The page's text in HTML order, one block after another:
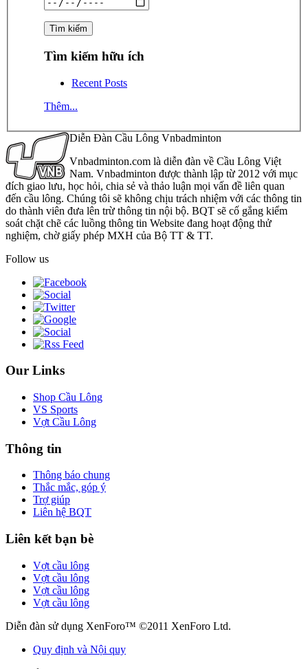
Tìm kiếm hữu ích
Recent Posts
Thêm...
Diễn Đàn Cầu Lông Vnbadminton
Vnbadminton.com là diễn đàn về Cầu Lông Việt
Nam. Vnbadminton được thành lập từ 2012 với mục
đích giao lưu, học hỏi, chia sẻ và thảo luận mọi vấn đề liên quan
đến cầu lông. Chúng tôi sẽ không chịu trách nhiệm với các thông tin
do thành viên đưa lên trừ thông tin nội bộ. BQT sẽ cố gắng kiểm
soát chặt chẽ các luồng thông tin Website đang hoạt động thử
nghiệm, chờ giấy phép MXH của Bộ TT & TT.
Follow us
Our Links
Shop Cầu Lông
VS Sports
Vợt Cầu Lông
Thông tin
Thông báo chung
Thắc mắc, góp ý
Trợ giúp
Liên hệ BQT
Liên kết bạn bè
Vợt cầu lông
Vợt cầu lông
Vợt cầu lông
Vợt cầu lông
Diễn đàn sử dụng XenForo™ ©2011 XenForo Ltd.
Quy định và Nội quy